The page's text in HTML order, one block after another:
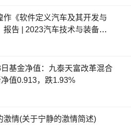
作《软件定义汽车及其开发与
报告 | 2023汽车技术与装备发
基金净值：九泰天富改革混合
值0.913，跌1.93%
激情(关于宁静的激情简述)